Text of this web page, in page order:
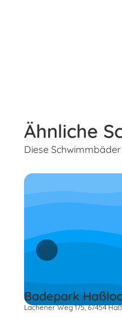
Ähnliche
Diese
Badepark
Lachener Weg 175, 67454